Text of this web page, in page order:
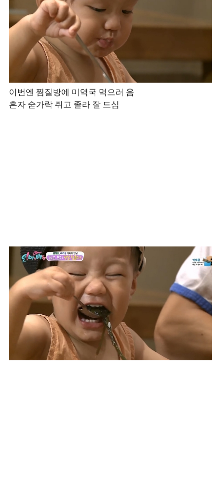
이번엔 찜질방에 미역국 먹으러 옴
혼자 숟가락 쥐고 졸라 잘 드심